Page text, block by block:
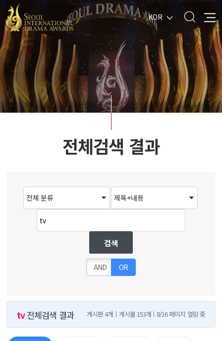
KOR
전체검색 결과
검색
AND OR
tv전체검색 결과 게시판 4개 게시물 153개 8/16 페이지 열람 중